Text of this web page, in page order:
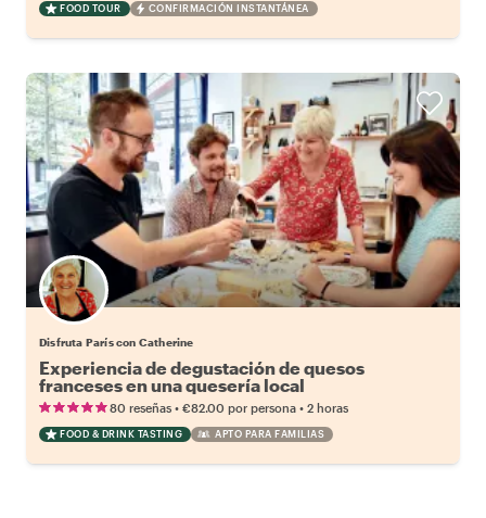
FOOD TOUR CONFIRMACIÓN INSTANTÁNEA
Disfruta París con Catherine
Experiencia de degustación de quesos
franceses en una quesería local
80 reseñas • €82.00 por persona • 2 horas
FOOD & DRINK TASTING APTO PARA FAMILIAS